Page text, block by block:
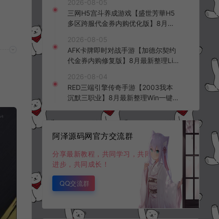
2026-08-05
三网H5宫斗养成游戏【盛世芳華H5
多区跨服代金券内购优化版】8月最
台+全资源安卓+详细搭建教程+视频
教程
2026-08-05
AFK卡牌即时对战手游【加德尔契约
代金券内购修复版】8月最新整理Lin
K授权后台+安卓苹果双端+详细搭建
教程+视频教程
2026-08-04
RED三端引擎传奇手游【2003我本
沉默三职业】8月最新整理Win一键
阿泽源码网官方交流群
分享最新教程，共同学习，共同
进步，共同成长！
QQ交流群